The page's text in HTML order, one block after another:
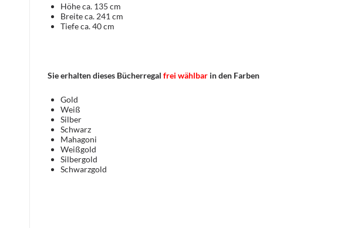
Höhe ca. 135 cm
Breite ca. 241 cm
Tiefe ca. 40 cm
Sie erhalten dieses Bücherregal frei wählbar in den Farben
Gold
Weiß
Silber
Schwarz
Mahagoni
Weißgold
Silbergold
Schwarzgold